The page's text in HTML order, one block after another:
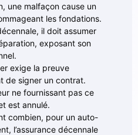
une malfaçon cause un
les fondations.
il doit assumer
exposant son
exige la preuve
de signer un contrat.
ne fournissant pas ce
est annulé.
combien, pour un auto-
l’assurance décennale